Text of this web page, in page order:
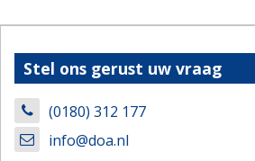
Stel ons gerust uw vraag
(0180) 312 177
info@doa.nl